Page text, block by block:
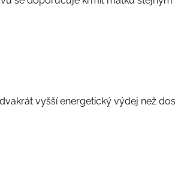
vyšší energetický výdej než